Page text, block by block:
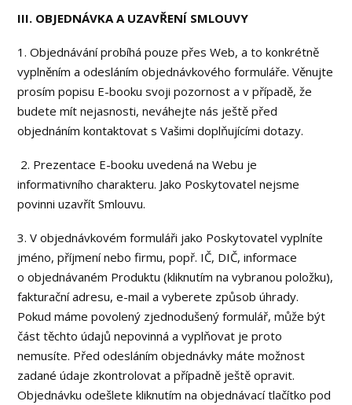
III. OBJEDNÁVKA A UZAVŘENÍ SMLOUVY
1. Objednávání probíhá pouze přes Web, a to konkrétně
vyplněním a odesláním objednávkového formuláře. Věnujte
prosím popisu E-booku svoji pozornost a v případě, že
budete mít nejasnosti, neváhejte nás ještě před
objednáním kontaktovat s Vašimi doplňujícími dotazy.
2. Prezentace E-booku uvedená na Webu je
informativního charakteru. Jako Poskytovatel nejsme
povinni uzavřít Smlouvu.
3. V objednávkovém formuláři jako Poskytovatel vyplníte
jméno, příjmení nebo firmu, popř. IČ, DIČ, informace
o objednávaném Produktu (kliknutím na vybranou položku),
fakturační adresu, e-mail a vyberete způsob úhrady.
Pokud máme povolený zjednodušený formulář, může být
část těchto údajů nepovinná a vyplňovat je proto
nemusíte. Před odesláním objednávky máte možnost
zadané údaje zkontrolovat a případně ještě opravit.
Objednávku odešlete kliknutím na objednávací tlačítko pod